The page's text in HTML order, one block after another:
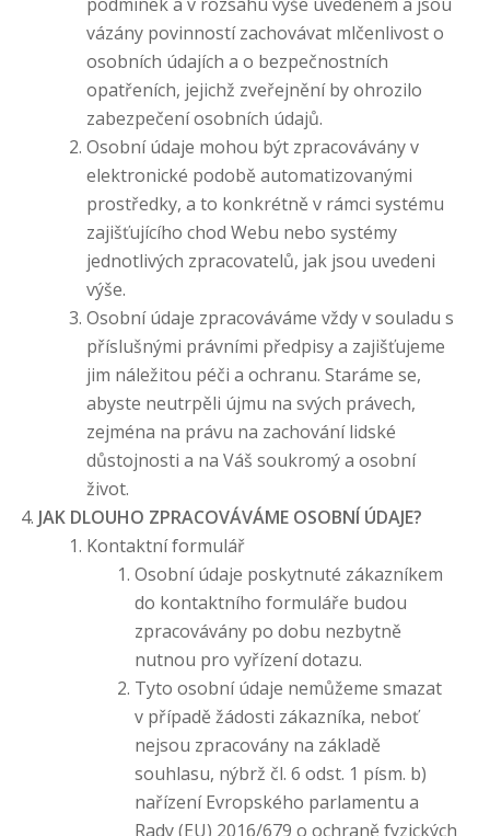
vázány povinností zachovávat mlčenlivost o
osobních údajích a o bezpečnostních
opatřeních, jejichž zveřejnění by ohrozilo
zabezpečení osobních údajů.
Osobní údaje mohou být zpracovávány v
elektronické podobě automatizovanými
prostředky, a to konkrétně v rámci systému
zajišťujícího chod Webu nebo systémy
jednotlivých zpracovatelů, jak jsou uvedeni
výše.
Osobní údaje zpracováváme vždy v souladu s
příslušnými právními předpisy a zajišťujeme
jim náležitou péči a ochranu. Staráme se,
abyste neutrpěli újmu na svých právech,
zejména na právu na zachování lidské
důstojnosti a na Váš soukromý a osobní
život.
JAK DLOUHO ZPRACOVÁVÁME OSOBNÍ ÚDAJE?
Kontaktní formulář
Osobní údaje poskytnuté zákazníkem
do kontaktního formuláře budou
zpracovávány po dobu nezbytně
nutnou pro vyřízení dotazu.
Tyto osobní údaje nemůžeme smazat
v případě žádosti zákazníka, neboť
nejsou zpracovány na základě
souhlasu, nýbrž čl. 6 odst. 1 písm. b)
nařízení Evropského parlamentu a
Rady (EU) 2016/679 o ochraně fyzických